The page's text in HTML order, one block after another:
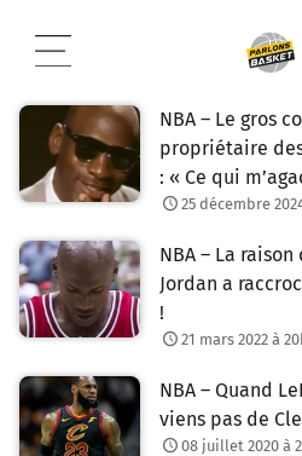
contenu
NBA – Le gros
propriétaire
: « Ce qui
25 décembre
NBA – La
Jordan a
!
21 mars 2022 à
NBA – Quand
viens pas de
08 juillet 2020 à